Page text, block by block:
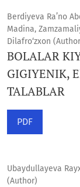
Berdiyeva Ra’no
Madina,
Dilafro‘zxon
BOLALAR
GIGIYENIK,
TALABLAR
PDF
Ubaydullayeva
(Author)